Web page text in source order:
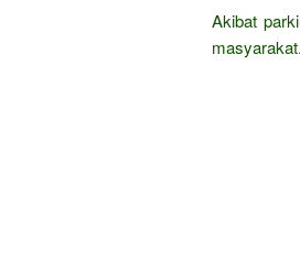
Akibat
masyarakat.